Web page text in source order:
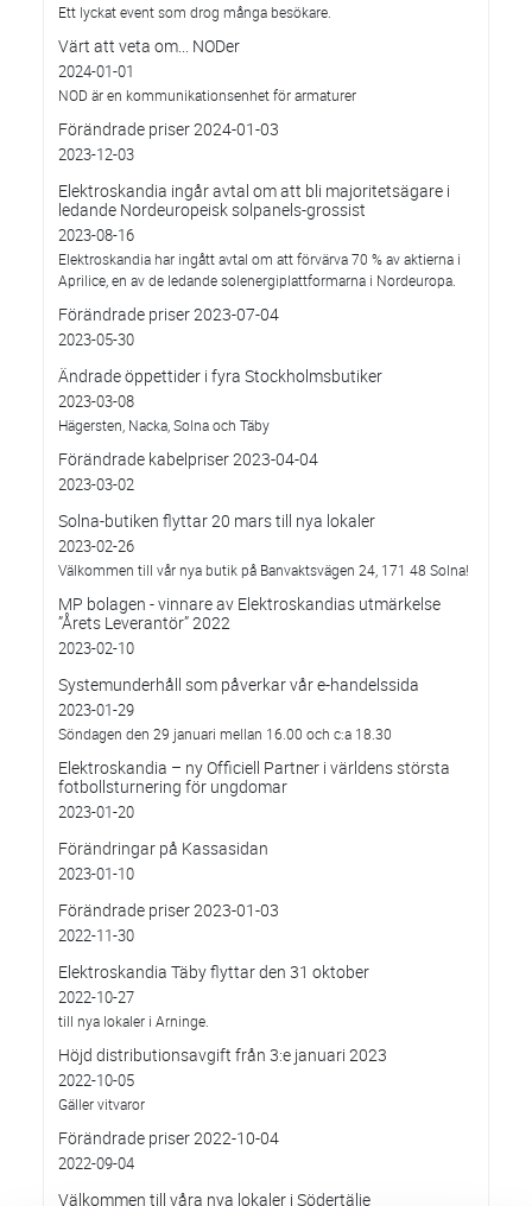
Ett lyckat event som drog många besökare.
Värt att veta om... NODer
2024-01-01
NOD är en kommunikationsenhet för armaturer
Förändrade priser 2024-01-03
2023-12-03
Elektroskandia ingår avtal om att bli majoritetsägare i
ledande Nordeuropeisk solpanels-grossist
2023-08-16
Elektroskandia har ingått avtal om att förvärva 70 % av aktierna i
Aprilice, en av de ledande solenergiplattformarna i Nordeuropa.
Förändrade priser 2023-07-04
2023-05-30
Ändrade öppettider i fyra Stockholmsbutiker
2023-03-08
Hägersten, Nacka, Solna och Täby
Förändrade kabelpriser 2023-04-04
2023-03-02
Solna-butiken flyttar 20 mars till nya lokaler
2023-02-26
Välkommen till vår nya butik på Banvaktsvägen 24, 171 48 Solna!
MP bolagen - vinnare av Elektroskandias utmärkelse
”Årets Leverantör” 2022
2023-02-10
Systemunderhåll som påverkar vår e-handelssida
2023-01-29
Söndagen den 29 januari mellan 16.00 och c:a 18.30
Elektroskandia – ny Officiell Partner i världens största
fotbollsturnering för ungdomar
2023-01-20
Förändringar på Kassasidan
2023-01-10
Förändrade priser 2023-01-03
2022-11-30
Elektroskandia Täby flyttar den 31 oktober
2022-10-27
till nya lokaler i Arninge.
Höjd distributionsavgift från 3:e januari 2023
2022-10-05
Gäller vitvaror
Förändrade priser 2022-10-04
2022-09-04
Välkommen till våra nya lokaler i Södertälje